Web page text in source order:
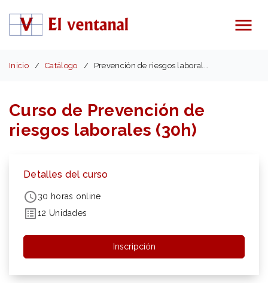
Menú
Inicio Catálogo Prevención de riesgos laborales (30h)
Curso de Prevención de
riesgos laborales (30h)
Detalles del curso
30 horas online
12 Unidades
Inscripción